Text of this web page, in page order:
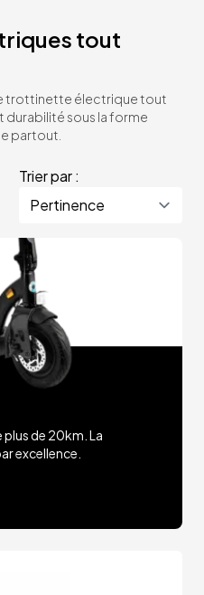
tout
trottinette électrique tout
durabilité sous la forme
partout.
Trier par :
de 20km. La
excellence.